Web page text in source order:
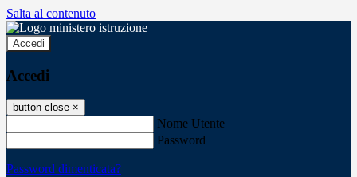
Salta al contenuto
Accedi
Accedi
button close ×
Nome Utente
Password
Password dimenticata?